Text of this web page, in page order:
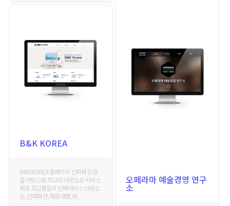
오페라마 예술경영 연구
소
B&K KOREA
B&K KOREA 홈페이지 신뢰와 믿음
을 바탕으로 최고의 아웃소싱 서비스
제공 최고품질의 인력서비스 아웃소
싱, 인재파견, 채용대행, 헤 . . .